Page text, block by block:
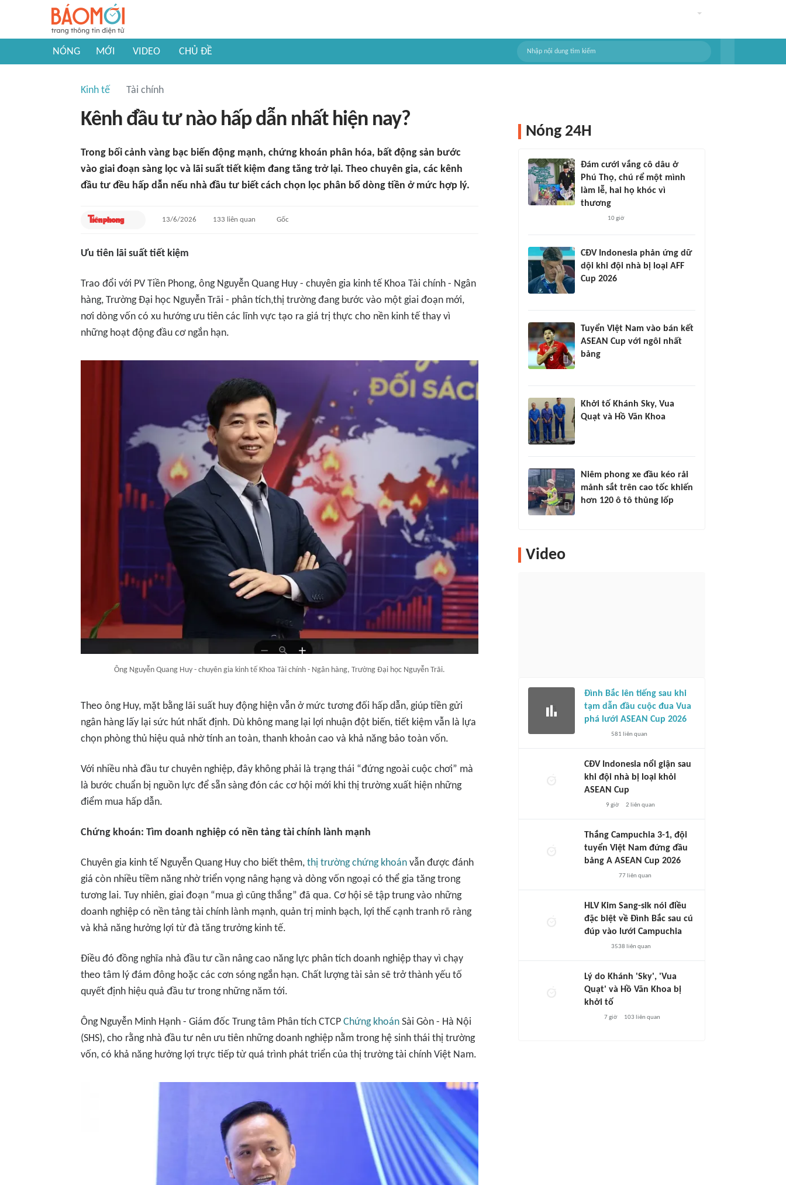
NÓNG MỚI VIDEO CHỦ ĐỀ
Kinh tế Tài chính
Kênh đầu tư nào hấp dẫn nhất hiện nay?
Trong bối cảnh vàng bạc biến động mạnh, chứng khoán phân hóa, bất động sản bước
vào giai đoạn sàng lọc và lãi suất tiết kiệm đang tăng trở lại. Theo chuyên gia, các kênh
đầu tư đều hấp dẫn nếu nhà đầu tư biết cách chọn lọc phân bổ dòng tiền ở mức hợp lý.
13/6/2026 133 liên quan Gốc
Ưu tiên lãi suất tiết kiệm
Trao đổi với PV Tiền Phong, ông Nguyễn Quang Huy - chuyên gia kinh tế Khoa Tài chính - Ngân
hàng, Trường Đại học Nguyễn Trãi - phân tích,thị trường đang bước vào một giai đoạn mới,
nơi dòng vốn có xu hướng ưu tiên các lĩnh vực tạo ra giá trị thực cho nền kinh tế thay vì
những hoạt động đầu cơ ngắn hạn.
Ông Nguyễn Quang Huy - chuyên gia kinh tế Khoa Tài chính - Ngân hàng, Trường Đại học Nguyễn Trãi.
Theo ông Huy, mặt bằng lãi suất huy động hiện vẫn ở mức tương đối hấp dẫn, giúp tiền gửi
ngân hàng lấy lại sức hút nhất định. Dù không mang lại lợi nhuận đột biến, tiết kiệm vẫn là lựa
chọn phòng thủ hiệu quả nhờ tính an toàn, thanh khoản cao và khả năng bảo toàn vốn.
Với nhiều nhà đầu tư chuyên nghiệp, đây không phải là trạng thái “đứng ngoài cuộc chơi” mà
là bước chuẩn bị nguồn lực để sẵn sàng đón các cơ hội mới khi thị trường xuất hiện những
điểm mua hấp dẫn.
Chứng khoán: Tìm doanh nghiệp có nền tảng tài chính lành mạnh
Chuyên gia kinh tế Nguyễn Quang Huy cho biết thêm, thị trường chứng khoán vẫn được đánh
giá còn nhiều tiềm năng nhờ triển vọng nâng hạng và dòng vốn ngoại có thể gia tăng trong
tương lai. Tuy nhiên, giai đoạn “mua gì cũng thắng” đã qua. Cơ hội sẽ tập trung vào những
doanh nghiệp có nền tảng tài chính lành mạnh, quản trị minh bạch, lợi thế cạnh tranh rõ ràng
và khả năng hưởng lợi từ đà tăng trưởng kinh tế.
Điều đó đồng nghĩa nhà đầu tư cần nâng cao năng lực phân tích doanh nghiệp thay vì chạy
theo tâm lý đám đông hoặc các cơn sóng ngắn hạn. Chất lượng tài sản sẽ trở thành yếu tố
quyết định hiệu quả đầu tư trong những năm tới.
Ông Nguyễn Minh Hạnh - Giám đốc Trung tâm Phân tích CTCP Chứng khoán Sài Gòn - Hà Nội
(SHS), cho rằng nhà đầu tư nên ưu tiên những doanh nghiệp nằm trong hệ sinh thái thị trường
vốn, có khả năng hưởng lợi trực tiếp từ quá trình phát triển của thị trường tài chính Việt Nam.
Nóng 24H
Đám cưới vắng cô dâu ở
Phú Thọ, chú rể một mình
làm lễ, hai họ khóc vì
thương
10 giờ
CĐV Indonesia phản ứng dữ
dội khi đội nhà bị loại AFF
Cup 2026
Tuyển Việt Nam vào bán kết
ASEAN Cup với ngôi nhất
bảng
Khởi tố Khánh Sky, Vua
Quạt và Hồ Văn Khoa
Niêm phong xe đầu kéo rải
mảnh sắt trên cao tốc khiến
hơn 120 ô tô thủng lốp
Video
Đình Bắc lên tiếng sau khi
tạm dẫn đầu cuộc đua Vua
phá lưới ASEAN Cup 2026
581 liên quan
CĐV Indonesia nổi giận sau
khi đội nhà bị loại khỏi
ASEAN Cup
9 giờ 2 liên quan
Thắng Campuchia 3-1, đội
tuyển Việt Nam đứng đầu
bảng A ASEAN Cup 2026
77liên quan
HLV Kim Sang-sik nói điều
đặc biệt về Đình Bắc sau cú
đúp vào lưới Campuchia
3538 liên quan
Lý do Khánh 'Sky', 'Vua
Quạt' và Hồ Văn Khoa bị
khởi tố
7 giờ 103 liên quan